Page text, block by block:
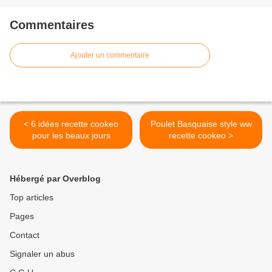
Commentaires
Ajouter un commentaire
< 6 idées recette cookeo
pour les beaux jours
Poulet Basquaise style ww
recette cookeo >
Hébergé par Overblog
Top articles
Pages
Contact
Signaler un abus